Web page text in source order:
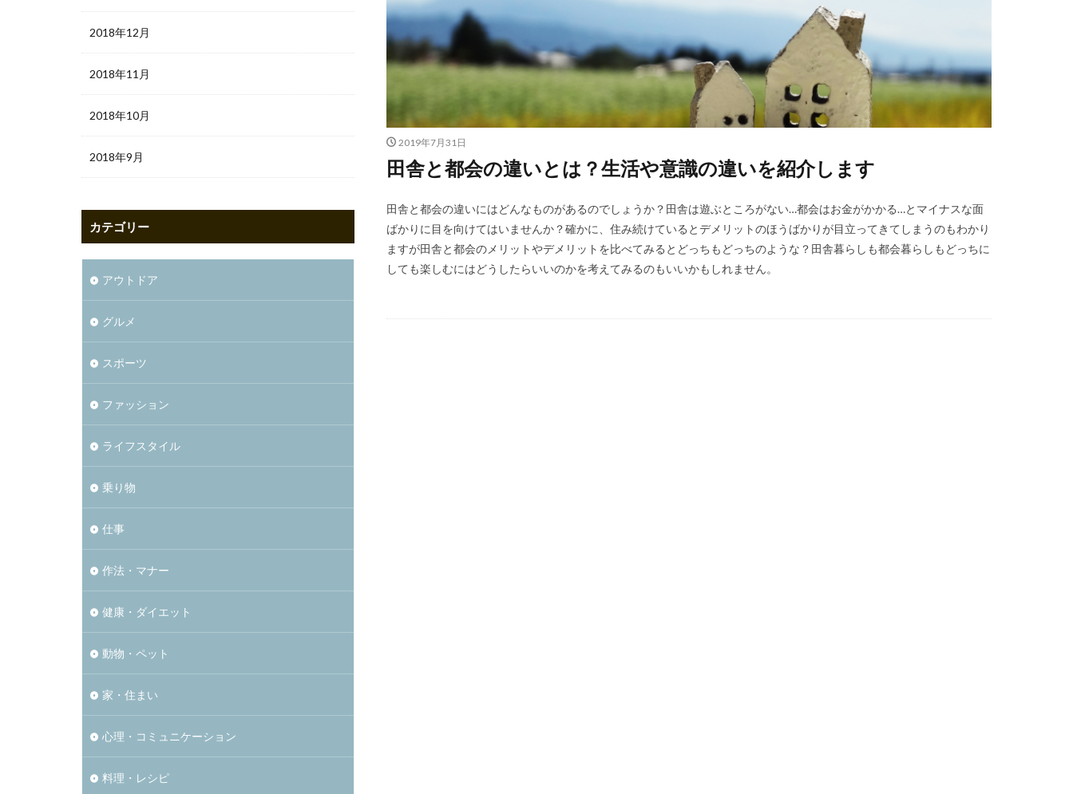
2019年7月31日
田舎と都会の違いとは？生活や意識の違いを紹介します
田舎と都会の違いにはどんなものがあるのでしょうか？田舎は遊ぶところがない…都会はお金がかかる…とマイナスな面
ばかりに目を向けてはいませんか？確かに、住み続けているとデメリットのほうばかりが目立ってきてしまうのもわかり
ますが田舎と都会のメリットやデメリットを比べてみるとどっちもどっちのような？田舎暮らしも都会暮らしもどっちに
しても楽しむにはどうしたらいいのかを考えてみるのもいいかもしれません。
2018年12月
2018年11月
2018年10月
2018年9月
カテゴリー
アウトドア
グルメ
スポーツ
ファッション
ライフスタイル
乗り物
仕事
作法・マナー
健康・ダイエット
動物・ペット
家・住まい
心理・コミュニケーション
料理・レシピ